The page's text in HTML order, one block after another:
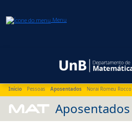
Menu
Início Pessoas Aposentados Norai Romeu Rocco
MAT Aposentados